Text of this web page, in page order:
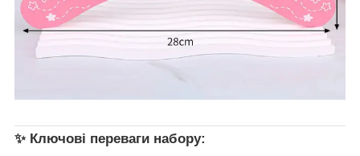
✨ Ключові переваги набору: